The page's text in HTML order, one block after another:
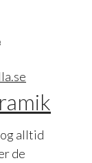
alltid
de